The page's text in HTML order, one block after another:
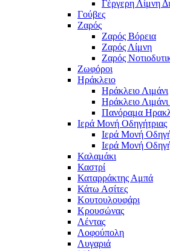
Γέργερη Λίμνη
Γούβες
Ζαρός
Ζαρός Βόρεια
Ζαρός Λίμνη
Ζαρός
Ζωφόροι
Ηράκλειο
Ηράκλειο Λιμάνι
Ηράκλειο
Πανόραμα
Ιερά Μονή Οδηγήτριας
Ιερά Μονή
Ιερά Μονή
Καλαμάκι
Καστρί
Καταρράκτης Αμπά
Κάτω Ασίτες
Κουτουλουφάρι
Κρουσώνας
Λέντας
Λοφούπολη
Λυγαριά